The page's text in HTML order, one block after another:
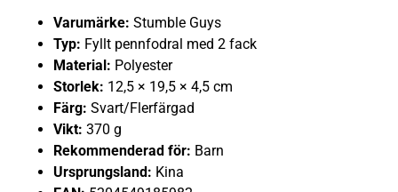
Varumärke: Stumble Guys
Typ: Fyllt pennfodral med 2 fack
Material: Polyester
Storlek: 12,5 × 19,5 × 4,5 cm
Färg: Svart/Flerfärgad
Vikt: 370 g
Rekommenderad för: Barn
Ursprungsland: Kina